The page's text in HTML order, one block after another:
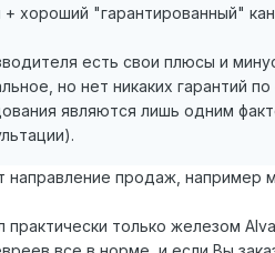
хороший "гарантированный"
есть свои плюсы и
но нет никаких гарантий по
являются лишь одним
направление продаж, например
только железом